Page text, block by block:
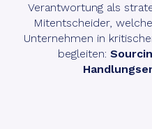
Verantwortung als
Mitentscheider,
Unternehmen in
begleiten: